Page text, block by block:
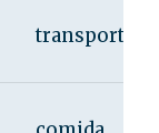
transporte